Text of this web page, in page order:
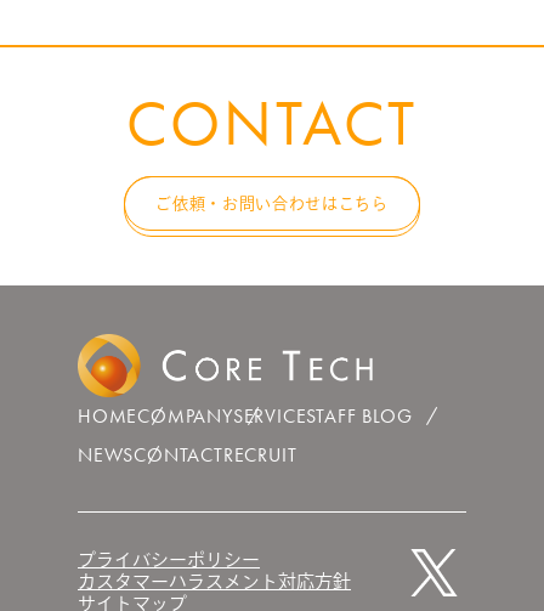
CONTACT
ご依頼・お問い合わせはこちら
HOMECOMPANYSERVICESTAFF BLOG
NEWSCONTACTRECRUIT
プライバシーポリシー
カスタマーハラスメント対応方針
サイトマップ